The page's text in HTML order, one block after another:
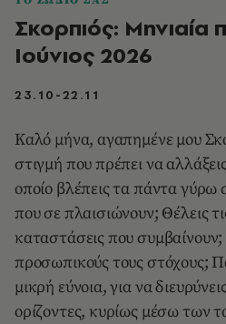
Σκορπιός: Μηνιαία
Ιούνιος 2026
23.10-22.11
Καλό μήνα, αγαπημένε μου Σκορπιέ! Ήρθε επιτέλους η
στιγμή που πρέπει να
οποίο βλέπεις τα πάντα
που σε πλαισιώνουν; Θέλεις
καταστάσεις που συμβαίνουν;
προσωπικούς τους στόχους;
μικρή εύνοια, για να
ορίζοντες, κυρίως μέσω των